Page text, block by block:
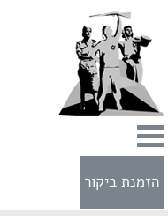
הזמנת ביקור